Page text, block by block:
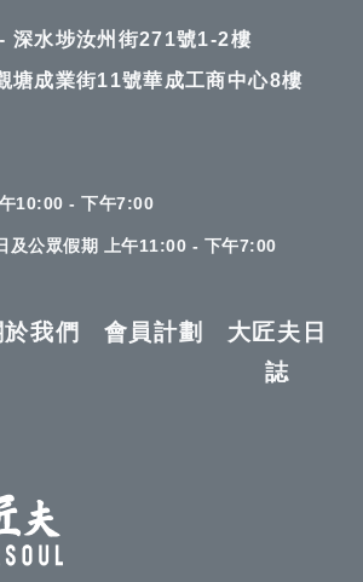
深水埗汝州街271號1-2樓
塘成業街11號華成工商中心8樓
10:00 - 下午7:00
及公眾假期 上午11:00 - 下午7:00
於我們 會員計劃
大匠夫日
誌